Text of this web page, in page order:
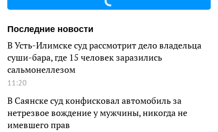
Последние новости
В Усть-Илимске суд рассмотрит дело владельца
суши-бара, где 15 человек заразились
сальмонеллезом
11:20
В Саянске суд конфисковал автомобиль за
нетрезвое вождение у мужчины, никогда не
имевшего прав